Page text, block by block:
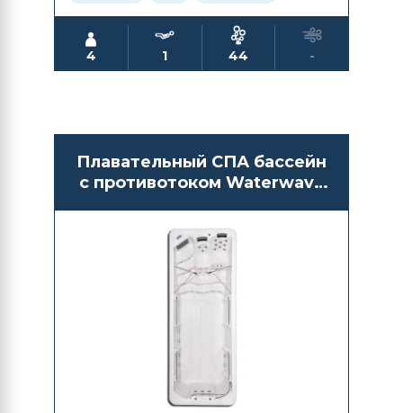
4 1 44 -
Плавательный СПА бассейн
с противотоком Waterwave